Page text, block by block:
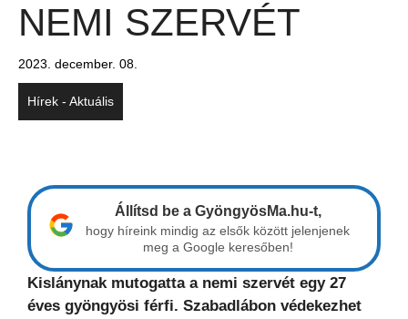
NEMI SZERVÉT
2023. december. 08.
Hírek - Aktuális
Állítsd be a GyöngyösMa.hu-t,
hogy híreink mindig az elsők között jelenjenek
meg a Google keresőben!
Kislánynak mutogatta a nemi szervét egy 27
éves gyöngyösi férfi. Szabadlábon védekezhet